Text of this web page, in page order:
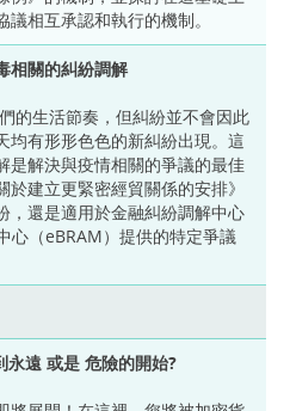
相互承認和執行的機制。
相關的糾紛調解
的生活節奏，但糾紛並不會因此
均有形形色色的新糾紛出現。這
是解決與疫情相關的爭議的最佳
建立更緊密經貿關係的安排》
，還是適用於金融糾紛調解中心
心（eBRAM）提供的特定爭議
遠 或是 危險的開始?